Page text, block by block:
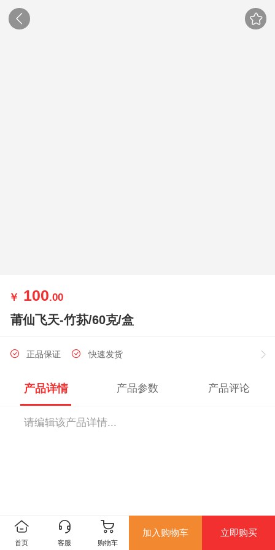
￥ 100.00
莆仙飞天-竹荪/60克/盒
正品保证 快速发货
产品详情 产品参数 产品评论
请编辑该产品详情...
首页 客服 购物车
加入购物车 立即购买